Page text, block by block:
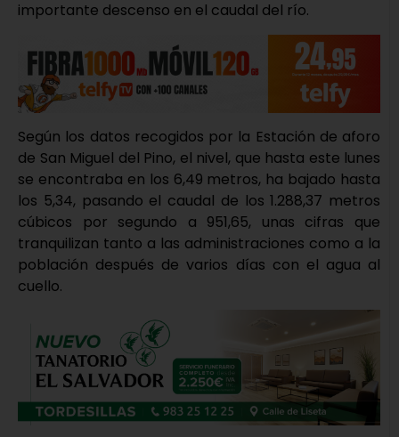
importante descenso en el caudal del río.
Según los datos recogidos por la Estación de aforo
de San Miguel del Pino, el nivel, que hasta este lunes
se encontraba en los 6,49 metros, ha bajado hasta
los 5,34, pasando el caudal de los 1.288,37 metros
cúbicos por segundo a 951,65, unas cifras que
tranquilizan tanto a las administraciones como a la
población después de varios días con el agua al
cuello.